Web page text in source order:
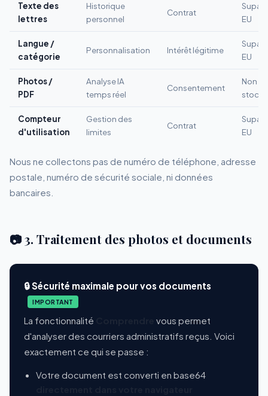
Texte des
lettres
Historique
personnel
Contrat
EU
Langue /
catégorie
Personnalisation Intérêt légitime
EU
Photos /
PDF
Analyse IA
temps réel
Consentement
Non
Compteur
d'utilisation
Gestion des
limites
Contrat
EU
Nous ne collectons pas de numéro de téléphone, adresse
postale, numéro de sécurité sociale, ni données
bancaires.
📷 3. Traitement des photos et documents
🔒 Sécurité maximale pour vos documents
IMPORTANT
La fonctionnalité
vous permet
d'analyser des courriers administratifs reçus. Voici
exactement ce qui se passe :
Votre document est converti en base64